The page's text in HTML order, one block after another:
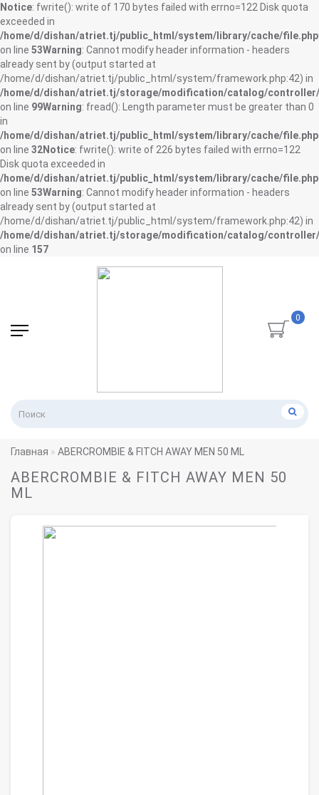
Notice: fwrite(): write of 170 bytes failed with errno=122 Disk quota
exceeded in
/home/d/dishan/atriet.tj/public_html/system/library/cache/file.php
on line 53Warning: Cannot modify header information - headers
already sent by (output started at
/home/d/dishan/atriet.tj/public_html/system/framework.php:42) in
/home/d/dishan/atriet.tj/storage/modification/catalog/
on line 99Warning: fread(): Length parameter must be greater than 0
in
/home/d/dishan/atriet.tj/public_html/system/library/cache/file.php
on line 32Notice: fwrite(): write of 226 bytes failed with errno=122
Disk quota exceeded in
/home/d/dishan/atriet.tj/public_html/system/library/cache/file.php
on line 53Warning: Cannot modify header information - headers
already sent by (output started at
/home/d/dishan/atriet.tj/public_html/system/framework.php:42) in
/home/d/dishan/atriet.tj/storage/modification/catalog/
on line 157
0
Главная ABERCROMBIE & FITCH AWAY MEN 50 ML
ABERCROMBIE & FITCH AWAY MEN 50
ML